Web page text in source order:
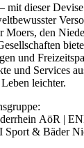
mit dieser
Moers, den
und
und Services
leichter.
AöR |
& Bäder